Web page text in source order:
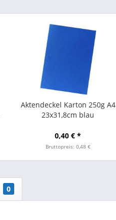
Aktendeckel Karton 250g A4
23x31,8cm blau
0,40 € *
Bruttopreis: 0,48 €
0